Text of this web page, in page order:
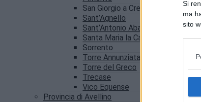
Si
ma
sito
San Giorgio a Cremano
Sant’Agnello
Sant’Antonio Abate
Santa Maria la Carità
Sorrento
Torre Annunziata
Torre del Greco
Trecase
Vico Equense
Provincia di Avellino